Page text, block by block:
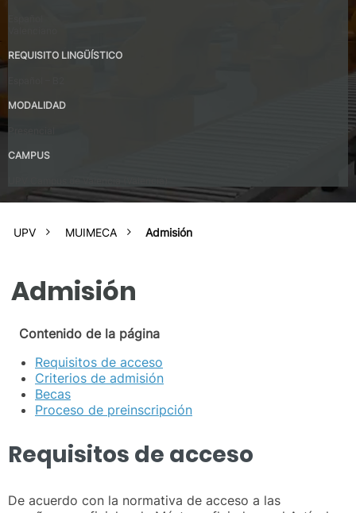
REQUISITO LINGÜÍSTICO
MODALIDAD
CAMPUS
UPV MUIMECA Admisión
Admisión
Contenido de la página
Requisitos de acceso
Criterios de admisión
Becas
Proceso de preinscripción
Requisitos de acceso
De acuerdo con la normativa de acceso a las